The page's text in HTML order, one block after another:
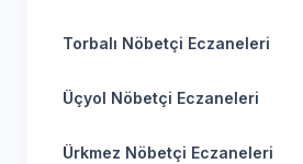
Torbalı Nöbetçi Eczaneleri
Üçyol Nöbetçi Eczaneleri
Ürkmez Nöbetçi Eczaneleri